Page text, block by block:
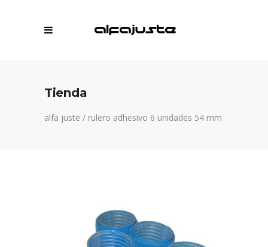
Tienda
alfa juste / rulero adhesivo 6 unidades 54 mm